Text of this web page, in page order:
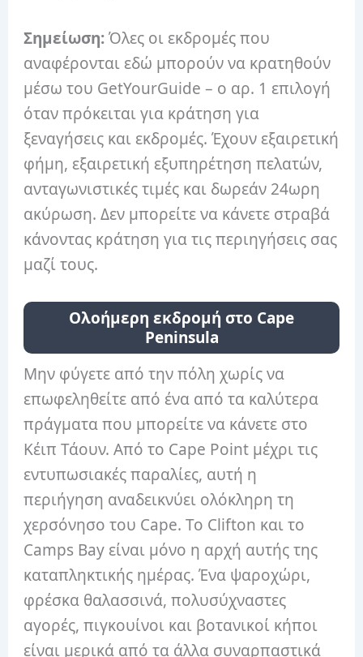
Σημείωση:Όλες οι εκδρομές που
αναφέρονται εδώ μπορούν να κρατηθούν
μέσω του GetYourGuide – ο αρ. 1 επιλογή
όταν πρόκειται για κράτηση για
ξεναγήσεις και εκδρομές. Έχουν εξαιρετική
φήμη, εξαιρετική εξυπηρέτηση πελατών,
ανταγωνιστικές τιμές και δωρεάν 24ωρη
ακύρωση. Δεν μπορείτε να κάνετε στραβά
κάνοντας κράτηση για τις περιηγήσεις σας
μαζί τους.
Ολοήμερη εκδρομή στο Cape
Peninsula
Μην φύγετε από την πόλη χωρίς να
επωφεληθείτε από ένα από τα καλύτερα
πράγματα που μπορείτε να κάνετε στο
Κέιπ Τάουν. Από το Cape Point μέχρι τις
εντυπωσιακές παραλίες, αυτή η
περιήγηση αναδεικνύει ολόκληρη τη
χερσόνησο του Cape. Το Clifton και το
Camps Bay είναι μόνο η αρχή αυτής της
καταπληκτικής ημέρας. Ένα ψαροχώρι,
φρέσκα θαλασσινά, πολυσύχναστες
αγορές, πιγκουίνοι και βοτανικοί κήποι
είναι μερικά από τα άλλα συναρπαστικά